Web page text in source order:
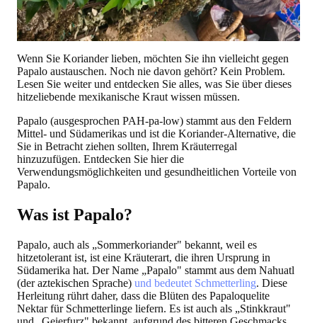
Wenn Sie Koriander lieben, möchten Sie ihn vielleicht gegen
Papalo austauschen. Noch nie davon gehört? Kein Problem.
Lesen Sie weiter und entdecken Sie alles, was Sie über dieses
hitzeliebende mexikanische Kraut wissen müssen.
Papalo (ausgesprochen PAH-pa-low) stammt aus den Feldern
Mittel- und Südamerikas und ist die Koriander-Alternative, die
Sie in Betracht ziehen sollten, Ihrem Kräuterregal
hinzuzufügen. Entdecken Sie hier die
Verwendungsmöglichkeiten und gesundheitlichen Vorteile von
Papalo.
Was ist Papalo?
Papalo, auch als „Sommerkoriander" bekannt, weil es
hitzetolerant ist, ist eine Kräuterart, die ihren Ursprung in
Südamerika hat. Der Name „Papalo" stammt aus dem Nahuatl
(der aztekischen Sprache) und bedeutet Schmetterling. Diese
Herleitung rührt daher, dass die Blüten des Papaloquelite
Nektar für Schmetterlinge liefern. Es ist auch als „Stinkkraut"